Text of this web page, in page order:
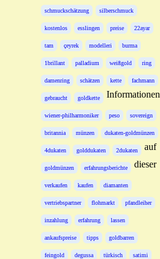
schmuckschätzung silberschmuck
kostenlos esslingen preise 22ayar
tam çeyrek modelleri burma
1brillant palladium weißgold ring
damenring schätzen kette fachmann
gebraucht goldkette
wiener-philharmoniker peso sovereign
britannia münzen dukaten-goldmünzen
4dukaten golddukaten 2dukaten
goldmünzen erfahrungsberichte
verkaufen kaufen diamanten
vertriebspartner flohmarkt pfandleiher
inzahlung erfahrung lassen
ankaufspreise tipps goldbarren
feingold degussa türkisch satimi
Informationen
auf
dieser